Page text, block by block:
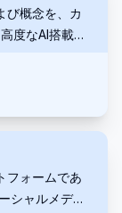
び概念を、カ
度なAI搭載ビ
フォームであ
シャルメディ